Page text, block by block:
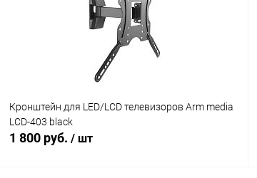
Кронштейн для LED/LCD телевизоров Arm media
LCD-403 black
1 800 руб. / шт